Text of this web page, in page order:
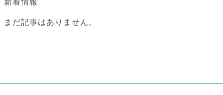
新着情報
まだ記事はありません。